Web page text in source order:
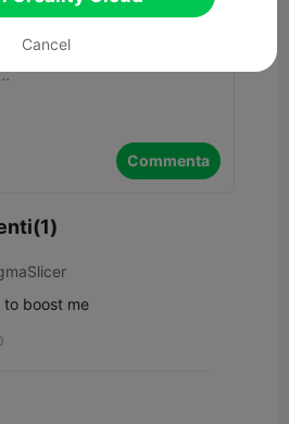
Commenta
to boost me
Cancel